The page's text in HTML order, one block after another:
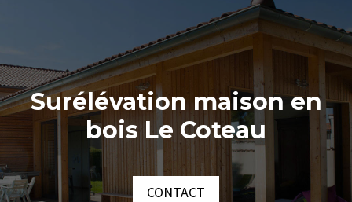
Surélévation maison en
bois Le Coteau
CONTACT